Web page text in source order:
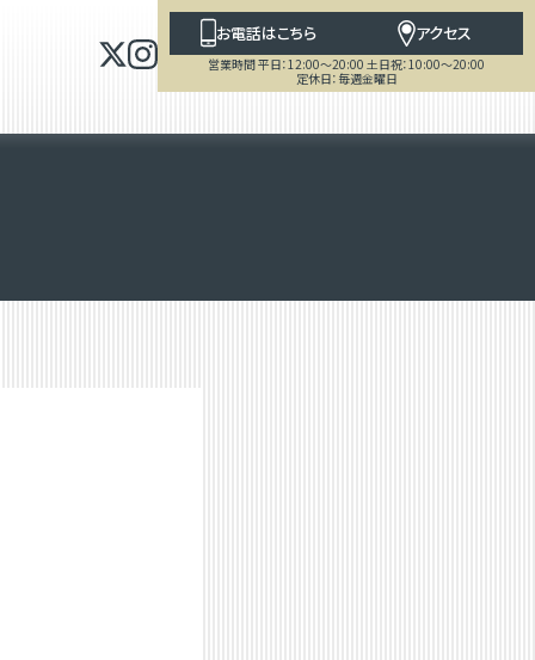
お電話はこちら アクセス
営業時間 平日：12:00～20:00 土日祝：10:00～20:00
定休日：毎週金曜日